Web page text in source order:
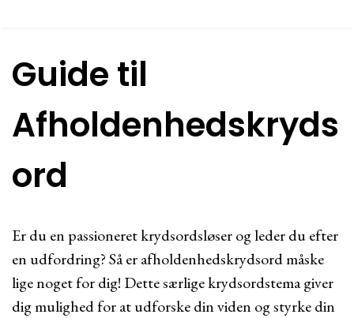
Guide til
Afholdenhedskryds
ord
Er du en passioneret krydsordsløser og leder du efter
en udfordring? Så er afholdenhedskrydsord måske
lige noget for dig! Dette særlige krydsordstema giver
dig mulighed for at udforske din viden og styrke din